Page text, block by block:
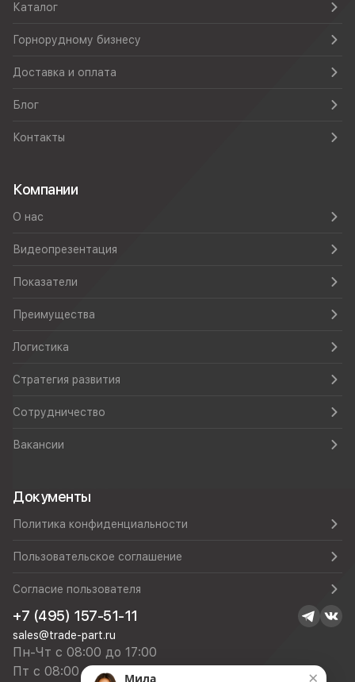
Каталог
Горнорудному бизнесу
Доставка и оплата
Блог
Контакты
Компании
О нас
Видеопрезентация
Показатели
Преимущества
Логистика
Стратегия развития
Сотрудничество
Вакансии
Документы
Политика конфиденциальности
Пользовательское соглашение
Согласие пользователя
+7 (495) 157-51-11
sales@trade-part.ru
Пн-Чт с 08:00 до 17:00
Пт с 08:00 до 16:00
×
Мила